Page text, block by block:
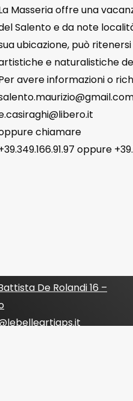
Masseria offre una
Salento e da note
ubicazione, può
e naturalistiche
avere informazioni o
chiamare
oppure
ETS
De Rolandi 16 –